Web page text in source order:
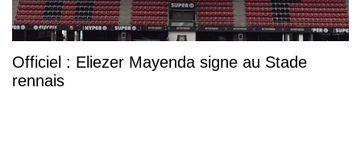
Officiel : Eliezer Mayenda signe au Stade
rennais